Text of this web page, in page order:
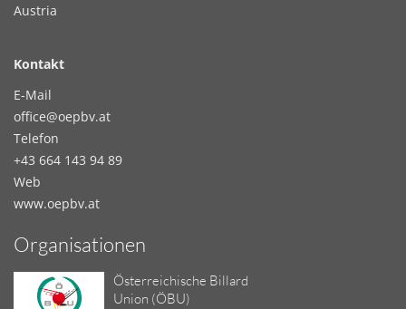
Austria
Kontakt
E-Mail
office@oepbv.at
Telefon
+43 664 143 94 89
Web
www.oepbv.at
Organisationen
Österreichische Billard
Union (ÖBU)